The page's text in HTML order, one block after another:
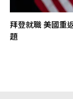
拜登就職 美國重
題